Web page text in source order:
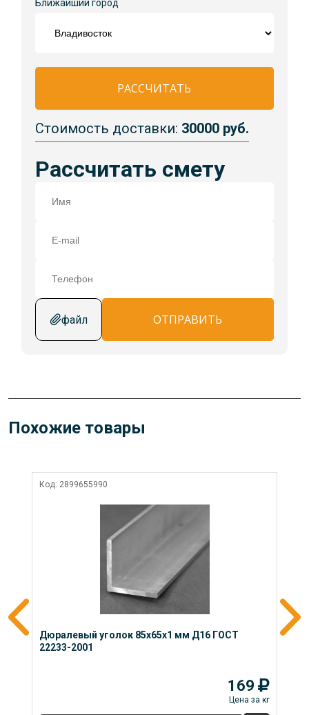
Ближайший город
РАССЧИТАТЬ
Стоимость доставки: 30000 руб.
Рассчитать смету
файл ОТПРАВИТЬ
Похожие товары
Код: 2899655990
Дюралевый уголок 85x65x1 мм Д16 ГОСТ
22233-2001
169
Цена за кг